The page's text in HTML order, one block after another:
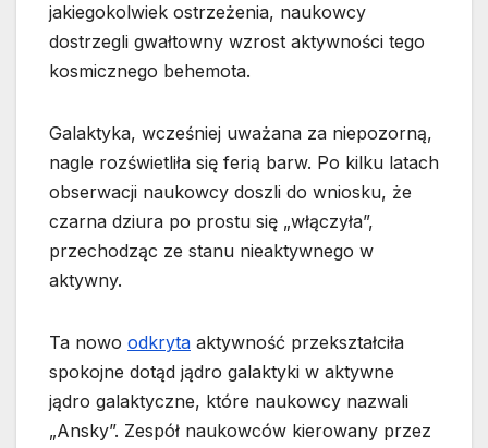
jakiegokolwiek ostrzeżenia, naukowcy
dostrzegli gwałtowny wzrost aktywności tego
kosmicznego behemota.
Galaktyka, wcześniej uważana za niepozorną,
nagle rozświetliła się ferią barw. Po kilku latach
obserwacji naukowcy doszli do wniosku, że
czarna dziura po prostu się „włączyła”,
przechodząc ze stanu nieaktywnego w
aktywny.
Ta nowo odkryta aktywność przekształciła
spokojne dotąd jądro galaktyki w aktywne
jądro galaktyczne, które naukowcy nazwali
„Ansky”. Zespół naukowców kierowany przez